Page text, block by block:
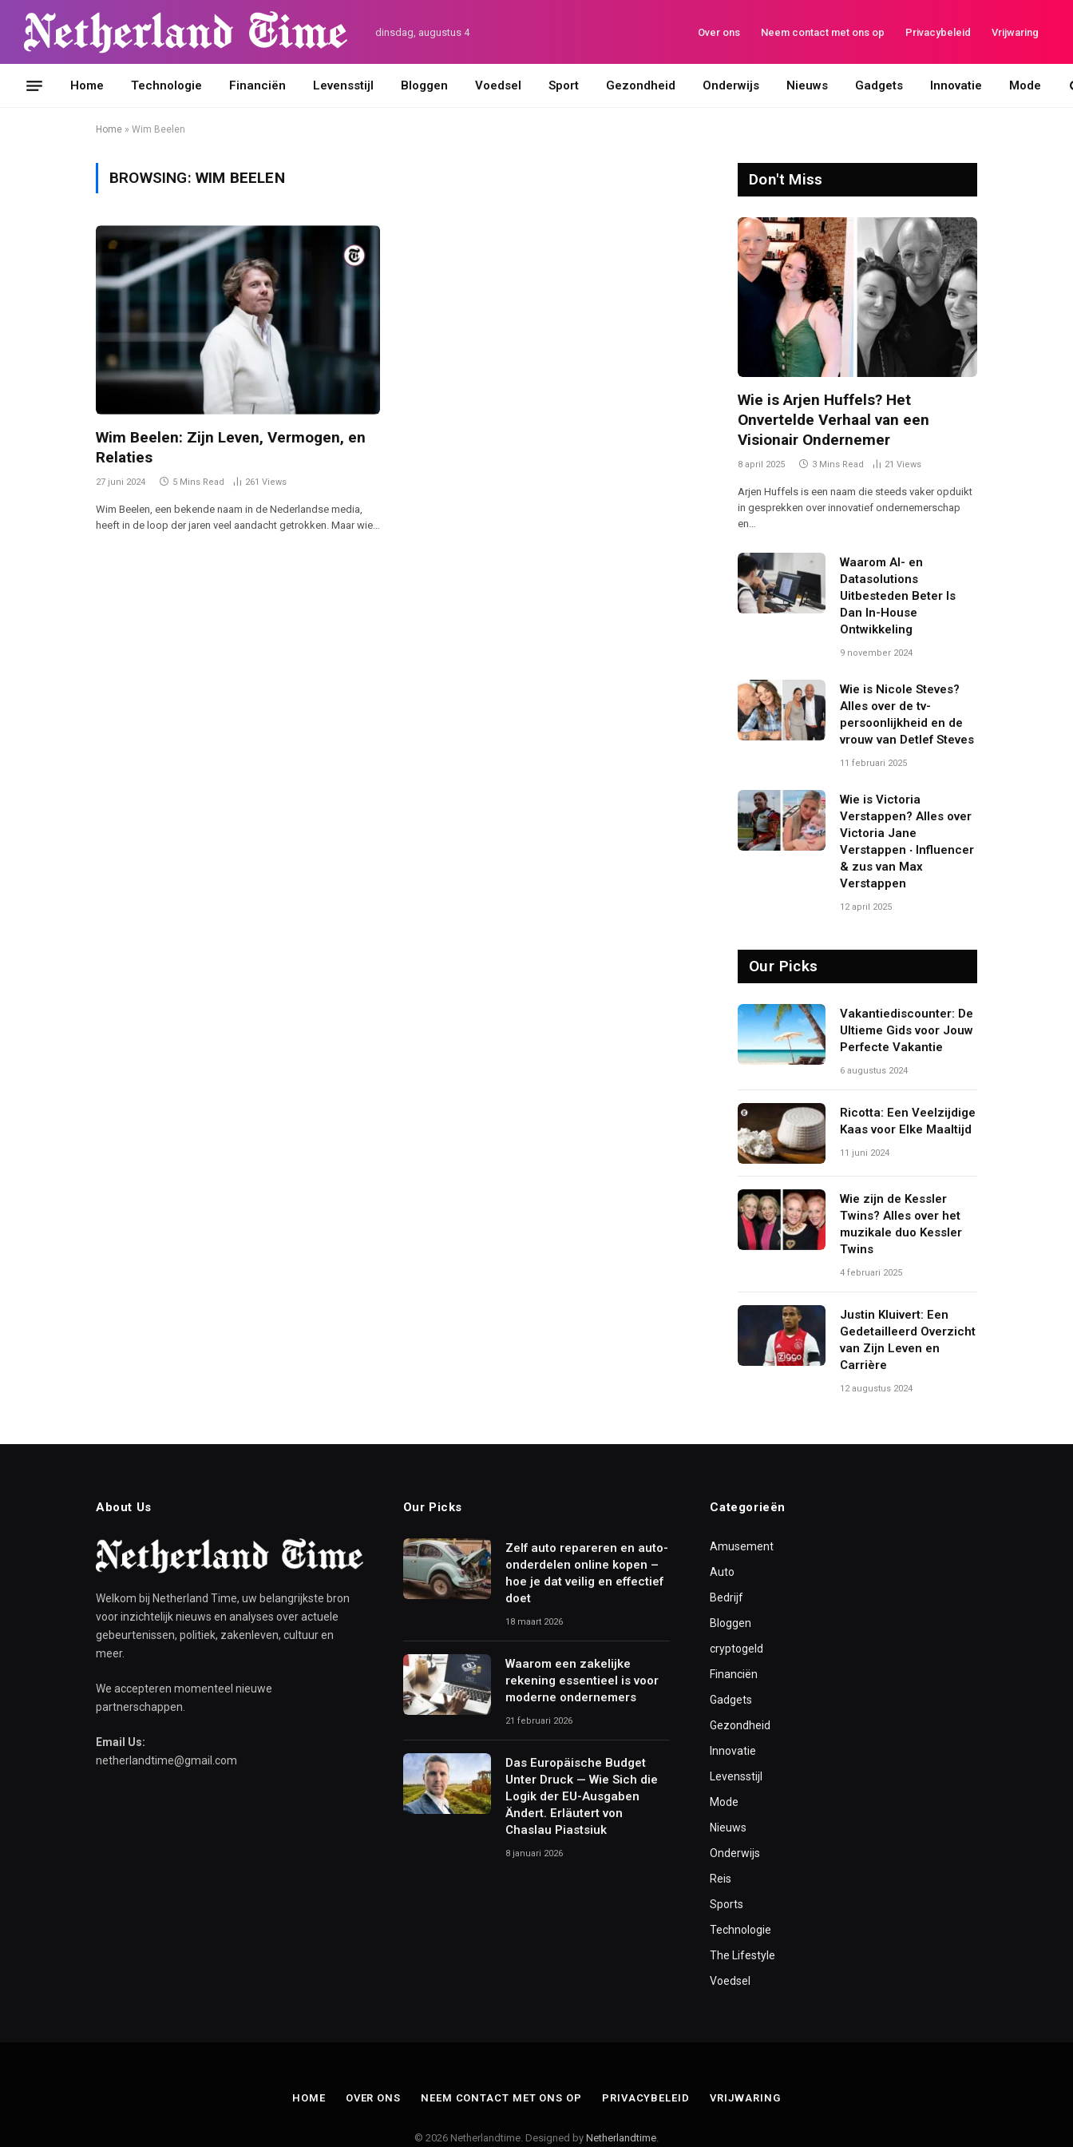
dinsdag, augustus 4 Over ons Neem contact met ons op Privacybeleid Vrijwaring
Home Technologie Financiën Levensstijl Bloggen Voedsel Sport Gezondheid Onderwijs Nieuws Gadgets Innovatie Mode
Home » Wim Beelen
BROWSING: WIM BEELEN
Wim Beelen: Zijn Leven, Vermogen, en
Relaties
27 juni 2024 5 Mins Read 261 Views
Wim Beelen, een bekende naam in de Nederlandse media,
heeft in de loop der jaren veel aandacht getrokken. Maar wie…
Don't Miss
Wie is Arjen Huffels? Het
Onvertelde Verhaal van een
Visionair Ondernemer
8 april 2025 3 Mins Read 21 Views
Arjen Huffels is een naam die steeds vaker opduikt
in gesprekken over innovatief ondernemerschap
en…
Waarom AI- en
Datasolutions
Uitbesteden Beter Is
Dan In-House
Ontwikkeling
9 november 2024
Wie is Nicole Steves?
Alles over de tv-
persoonlijkheid en de
vrouw van Detlef Steves
11 februari 2025
Wie is Victoria
Verstappen? Alles over
Victoria Jane
Verstappen ‧ Influencer
& zus van Max
Verstappen
12 april 2025
Our Picks
Vakantiediscounter: De
Ultieme Gids voor Jouw
Perfecte Vakantie
6 augustus 2024
Ricotta: Een Veelzijdige
Kaas voor Elke Maaltijd
11 juni 2024
Wie zijn de Kessler
Twins? Alles over het
muzikale duo Kessler
Twins
4 februari 2025
Justin Kluivert: Een
Gedetailleerd Overzicht
van Zijn Leven en
Carrière
12 augustus 2024
About Us
Welkom bij Netherland Time, uw belangrijkste bron
voor inzichtelijk nieuws en analyses over actuele
gebeurtenissen, politiek, zakenleven, cultuur en
meer.
We accepteren momenteel nieuwe
partnerschappen.
Email Us:
netherlandtime@gmail.com
Our Picks
Zelf auto repareren en auto-
onderdelen online kopen –
hoe je dat veilig en effectief
doet
18 maart 2026
Waarom een zakelijke
rekening essentieel is voor
moderne ondernemers
21 februari 2026
Das Europäische Budget
Unter Druck — Wie Sich die
Logik der EU-Ausgaben
Ändert. Erläutert von
Chaslau Piastsiuk
8 januari 2026
Categorieën
Amusement
Auto
Bedrijf
Bloggen
cryptogeld
Financiën
Gadgets
Gezondheid
Innovatie
Levensstijl
Mode
Nieuws
Onderwijs
Reis
Sports
Technologie
The Lifestyle
Voedsel
HOME OVER ONS NEEM CONTACT MET ONS OP PRIVACYBELEID VRIJWARING
© 2026 Netherlandtime. Designed by Netherlandtime.